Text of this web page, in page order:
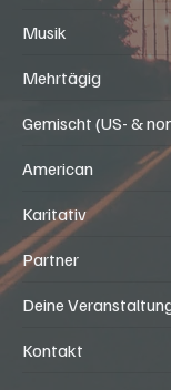
Musik
Mehrtägig
Gemischt (US- &
American
Karitativ
Partner
Deine
Kontakt